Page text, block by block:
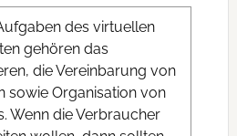
des virtuellen
gehören das
die Vereinbarung von
sowie Organisation von
Wenn die Verbraucher